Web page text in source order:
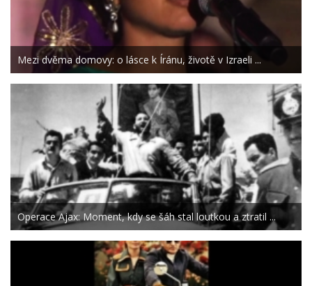
Mezi dvěma domovy: o lásce k Íránu, životě v Izraeli ...
Operace Ajax: Moment, kdy se šáh stal loutkou a ztratil ...